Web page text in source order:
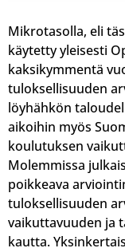
Mikrotasolla, eli
käytetty yleisesti
kaksikymmentä
tuloksellisuuden
löyhähkön
aikoihin myös
koulutuksen
Molemmissa
poikkeava
tuloksellisuuden
vaikuttavuuden ja
kautta.